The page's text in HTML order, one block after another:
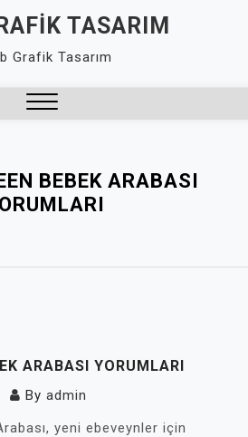
TASARIM
Grafik Tasarım
BEBEK ARABASI
ARABASI YORUMLARI
By admin
yeni ebeveynler için